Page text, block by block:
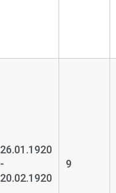
26.01.1920
-
20.02.1920
9